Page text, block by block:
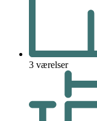
3 værelser